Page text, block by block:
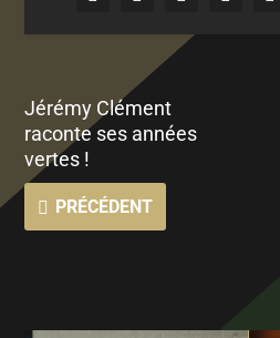
Jérémy Clément
raconte ses années
vertes !
PRÉCÉDENT